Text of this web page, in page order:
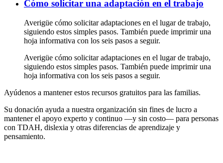
Cómo solicitar una adaptación en el trabajo
Averigüe cómo solicitar adaptaciones en el lugar de trabajo,
siguiendo estos simples pasos. También puede imprimir una
hoja informativa con los seis pasos a seguir.
Averigüe cómo solicitar adaptaciones en el lugar de trabajo,
siguiendo estos simples pasos. También puede imprimir una
hoja informativa con los seis pasos a seguir.
Ayúdenos a mantener estos recursos gratuitos para las familias.
Su donación ayuda a nuestra organización sin fines de lucro a
mantener el apoyo experto y continuo —y sin costo— para personas
con TDAH, dislexia y otras diferencias de aprendizaje y
pensamiento.